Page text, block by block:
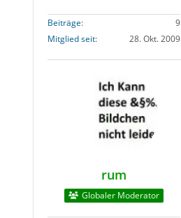
Beiträge
9
Mitglied seit
28. Okt. 2009
rum
Globaler Moderator